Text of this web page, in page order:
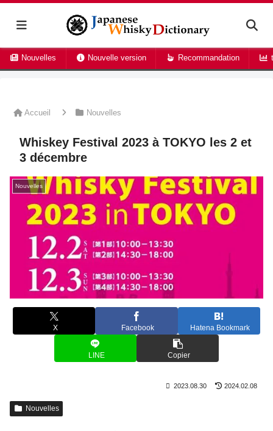
Nouvelles Nouvelle version Recommandation
Accueil Nouvelles
Whiskey Festival 2023 à TOKYO les 2 et
3 décembre
Nouvelles
X Facebook Hatena Bookmark
LINE Copier
2023.08.30 2024.02.08
Nouvelles